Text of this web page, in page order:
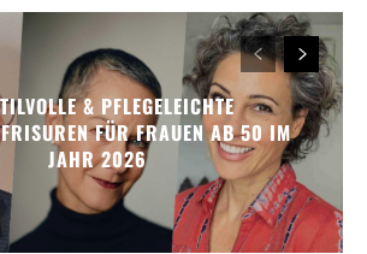
& PFLEGELEICHTE
FÜR FRAUEN AB 50 IM
JAHR 2026